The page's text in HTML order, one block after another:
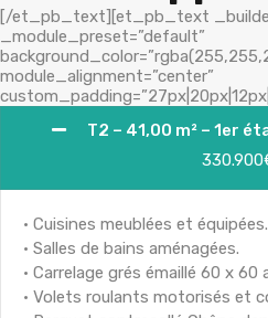
[/et_pb_text][et_pb_text
_module_preset=”default”
module_alignment=”center”
T2 – 41,00 m² – 1er
• Cuisines meublées et équipées.
• Salles de bains aménagées.
• Carrelage grés émaillé 60 x
• Volets roulants motorisés et